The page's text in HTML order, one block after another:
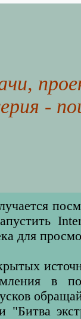
-
для
в
"Битва